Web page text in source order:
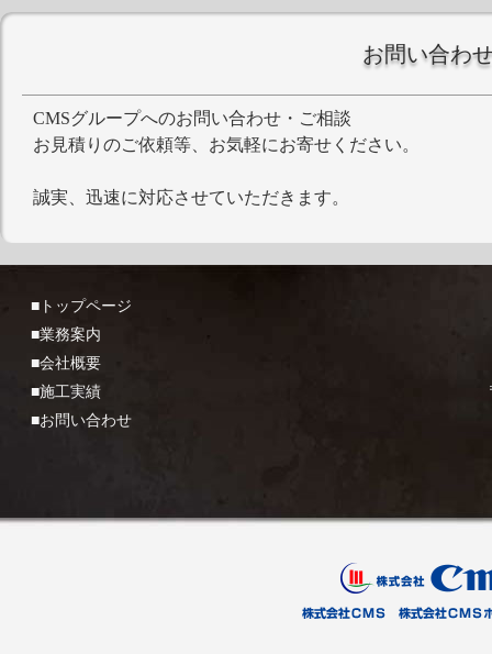
お問い合わ
CMSグループへのお問い合わせ・ご相談
お見積りのご依頼等、お気軽にお寄せください。
誠実、迅速に対応させていただきます。
■トップページ
■業務案内
■会社概要
■施工実績
■お問い合わせ